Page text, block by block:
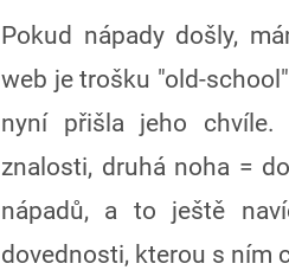
Pokud nápady došly,
web je trošku "old-
nyní přišla jeho
znalosti, druhá noha =
nápadů, a to ještě
dovednosti, kterou s ním